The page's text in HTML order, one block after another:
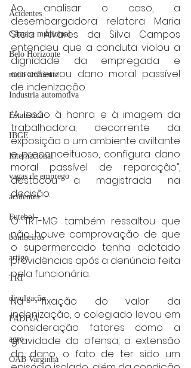
Acidentes
Câmara municipal
Belo Horizonte
meio ambiente
Industria automotiva
Estatística
IBGE
Internacional
vagas de emprego
acidentes
Futebol
bombeiros
artigo
TRT
divulgação
FADIVA
agro
OAB Varginha
Ao analisar o caso, a
desembargadora relatora Maria
Stela Álvares da Silva Campos
entendeu que a conduta violou a
dignidade da empregada e
caracterizou dano moral passível
de indenização.
“A lesão à honra e à imagem da
trabalhadora, decorrente da
exposição a um ambiente aviltante
e preconceituoso, configura dano
moral passível de reparação”,
destacou a magistrada na
decisão.
O TRT-MG também ressaltou que
não houve comprovação de que
o supermercado tenha adotado
providências após a denúncia feita
pela funcionária.
Na fixação do valor da
indenização, o colegiado levou em
consideração fatores como a
gravidade da ofensa, a extensão
do dano, o fato de ter sido um